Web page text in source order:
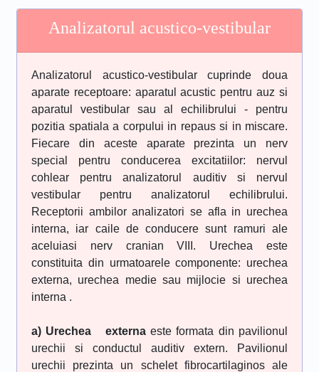
Analizatorul acustico-vestibular
Analizatorul acustico-vestibular cuprinde doua
aparate receptoare: aparatul acustic pentru auz si
aparatul vestibular sau al echilibrului - pentru
pozitia spatiala a corpului in repaus si in miscare.
Fiecare din aceste aparate prezinta un nerv
special pentru conducerea excitatiilor: nervul
cohlear pentru analizatorul auditiv si nervul
vestibular pentru analizatorul echilibrului.
Receptorii ambilor analizatori se afla in urechea
interna, iar caile de conducere sunt ramuri ale
aceluiasi nerv cranian VIII. Urechea este
constituita din urmatoarele componente: urechea
externa, urechea medie sau mijlocie si urechea
interna .
a) Urechea externaeste formata din pavilionul
urechii si conductul auditiv extern. Pavilionul
urechii prezinta un schelet fibrocartilaginos ale